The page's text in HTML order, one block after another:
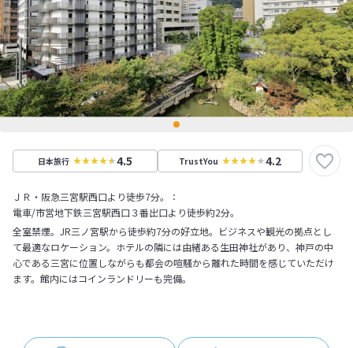
日本旅行 4.5 TrustYou 4.2
ＪＲ・阪急三宮駅西口より徒歩7分。：
電車/市営地下鉄三宮駅西口３番出口より徒歩約2分。
全室禁煙。JR三ノ宮駅から徒歩約7分の好立地。ビジネスや観光の拠点とし
て最適なロケーション。ホテルの隣には由緒ある生田神社があり、神戸の中
心である三宮に位置しながらも都会の喧騒から離れた時間を感じていただけ
ます。館内にはコインランドリーも完備。